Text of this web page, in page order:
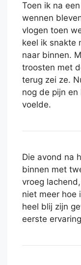
Toen ik na
wennen
vlogen toen
keel ik snakte
naar binnen.
troosten met
terug zei ze.
nog de pijn
voelde.
Die avond na
binnen met
vroeg
niet meer hoe
heel blij zijn
eerste